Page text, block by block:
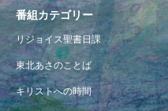
番組カテゴリー
リジョイス聖書日課
東北あさのことば
キリストへの時間